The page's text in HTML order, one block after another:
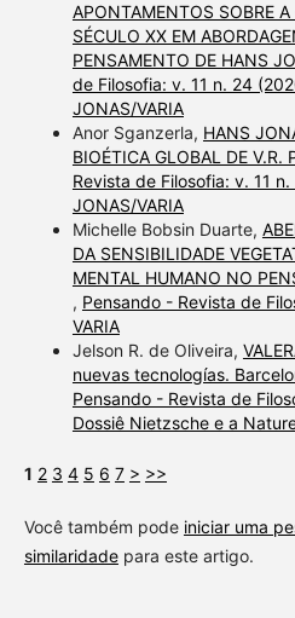
APONTAMENTOS SOBRE
SÉCULO XX EM
PENSAMENTO DE HANS
de Filosofia: v. 11 n. 24
JONAS/VARIA
Anor Sganzerla, HANS
BIOÉTICA GLOBAL DE V.R.
Revista de Filosofia: v. 11
JONAS/VARIA
Michelle Bobsin Duarte,
DA SENSIBILIDADE
MENTAL HUMANO NO
, Pensando - Revista de
VARIA
Jelson R. de Oliveira,
nuevas tecnologías.
Pensando - Revista de
Dossiê Nietzsche e a
1 2 3 4 5 6 7 > >>
Você também pode iniciar uma
similaridadepara este artigo.